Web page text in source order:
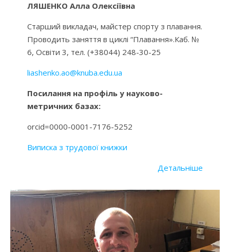
ЛЯШЕНКО Алла Олексіївна
Старший викладач, майстер спорту з плавання.
Проводить заняття в циклі “Плавання».Каб. №
6, Освіти 3, тел. (+38044) 248-30-25
liashenko.ao@knuba.edu.ua
Посилання на профіль у науково-
метричних базах:
orcid=0000-0001-7176-5252
Виписка з трудової книжки
Детальніше